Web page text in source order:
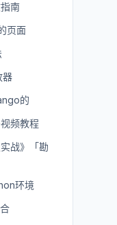
南
页面
器
的
频教程
战》「勘
环境